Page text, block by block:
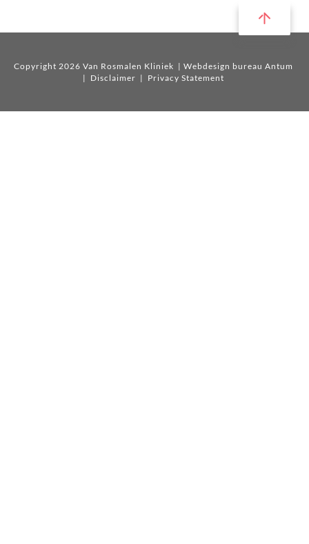
Copyright 2026 Van Rosmalen Kliniek | Webdesign bureau Antum
| Disclaimer | Privacy Statement